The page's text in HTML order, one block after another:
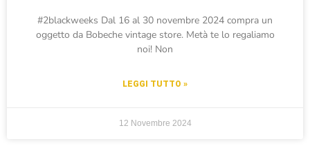
#2blackweeks Dal 16 al 30 novembre 2024 compra un
oggetto da Bobeche vintage store. Metà te lo regaliamo
noi! Non
LEGGI TUTTO »
12 Novembre 2024